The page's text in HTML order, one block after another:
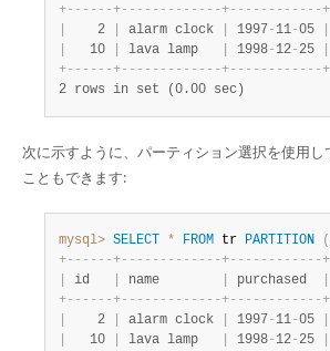
+- - - - - -+- - - - - - - - - - - - -+- - - - - - - - - - - -+
    2
alarm clock 1997 - 11-05
   10
lava lamp 1998- 12- 25
+- - - - - -+- - - - - - - - - - - - -+- - - - - - - - - - - -+
2 rows in set (0.00 sec)
次に示すように、パーティション選択を使用
こともできます:
mysql> SELECT * FROM tr PARTITION (
+- - - - - -+- - - - - - - - - - - - -+- - - - - - - - - - - -+
id name purchased
+- - - - - -+- - - - - - - - - - - - -+- - - - - - - - - - - -+
    2
alarm clock 1997 - 11-05
   10
lava lamp 1998- 12- 25